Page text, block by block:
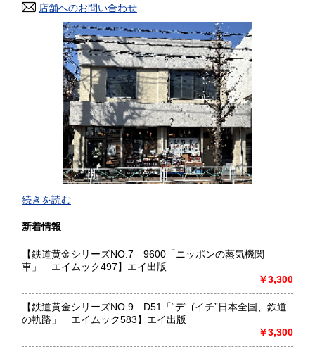
1,800円 広島県
1,800円 徳島県
1,800円 愛媛県
1,800円 福岡県
1,800円 長崎県
1,800円 大分県
宮崎県
沖縄県
店舗へのお問い合わせ
東京都では「銀装堂」として営業しております。
基本的には同じ書店となります。
★★ご質問、ご要望はご注文前にお問合せ下さい。★★
★★電話・FAXでの在庫、状態確認及びご注文には対応しま
せん。
すべての方にメールでのお問い合わせを御案内してい
★★メールでのお問い合わせは、用件のみの場合スパムメー
ルと判断して返信いたしません。お名前もお願いいたしま
続きを読む
新着情報
【鉄道黄金シリーズNO.7 9600「ニッポンの蒸気機関
車」 エイムック497】エイ出版
￥3,300
【鉄道黄金シリーズNO.9 D51「“デゴイチ”日本全国、鉄道
の軌路」 エイムック583】エイ出版
￥3,300